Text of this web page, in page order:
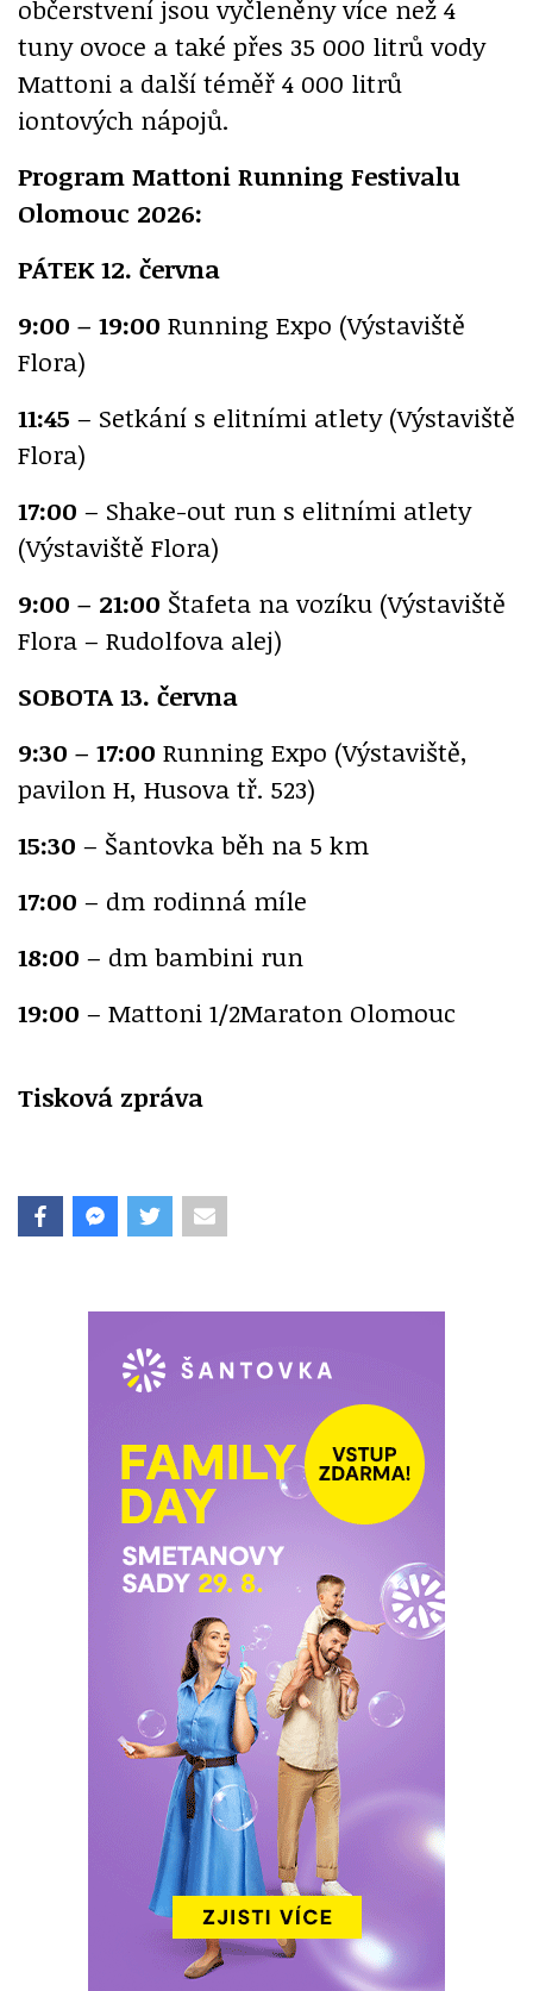
občerstvení jsou vyčleněny více než 4
tuny ovoce a také přes 35 000 litrů vody
Mattoni a další téměř 4 000 litrů
iontových nápojů.
Program Mattoni Running Festivalu
Olomouc 2026:
PÁTEK 12. června
9:00 – 19:00 Running Expo (Výstaviště
Flora)
11:45 – Setkání s elitními atlety (Výstaviště
Flora)
17:00 – Shake-out run s elitními atlety
(Výstaviště Flora)
9:00 – 21:00 Štafeta na vozíku (Výstaviště
Flora – Rudolfova alej)
SOBOTA 13. června
9:30 – 17:00 Running Expo (Výstaviště,
pavilon H, Husova tř. 523)
15:30 – Šantovka běh na 5 km
17:00 – dm rodinná míle
18:00 – dm bambini run
19:00 – Mattoni 1/2Maraton Olomouc
Tisková zpráva